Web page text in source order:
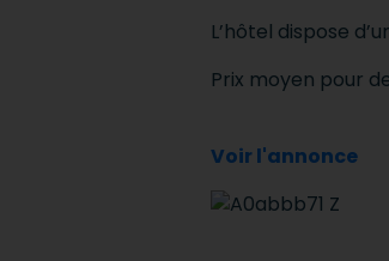
L’hôtel dispose
Prix moyen pour
Voir l'annonce